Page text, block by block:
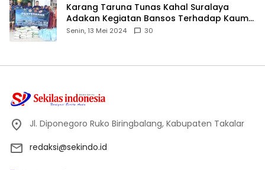
Karang Taruna Tunas Kahal Suralaya
Adakan Kegiatan Bansos Terhadap Kaum
Dhuafa dan Anak Yatim-Piatu
Senin, 13 Mei 2024 30
Jl. Diponegoro Ruko Biringbalang, Kabupaten Takalar
redaksi@sekindo.id